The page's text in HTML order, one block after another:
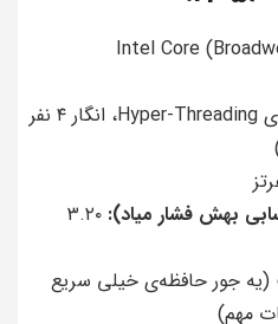
۴ تا (با تکنولوژی Hyper-Threading، انگار ۴ نفر
بهش فشار میاد): ۳.۲۰
(یه جور حافظه‌ی خیلی سریع
مهم)